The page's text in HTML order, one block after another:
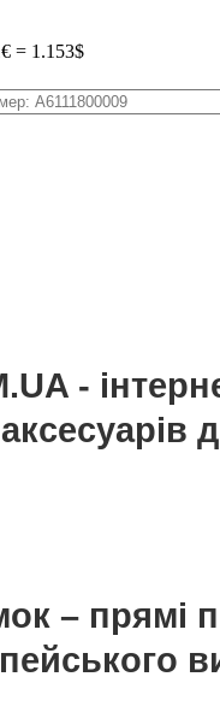
= 1.153$
-
– прямі